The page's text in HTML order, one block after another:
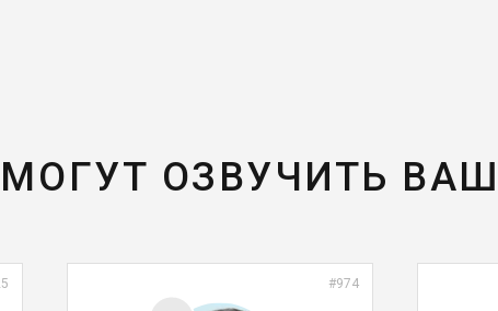
ОЗВУЧИТЬ
#974